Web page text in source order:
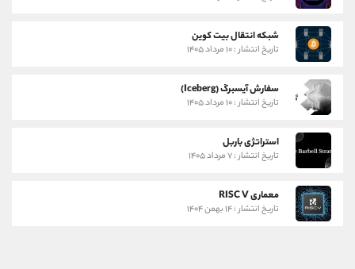
شبکه انتقال بیت کوین
تاریخ انتشار : ۱۰ مرداد ۱۴۰۵
سفارش آیسبرگ (Iceberg)
تاریخ انتشار : ۱۰ مرداد ۱۴۰۵
استراتژی باربل
تاریخ انتشار : ۷ مرداد ۱۴۰۵
معماری RISC V
تاریخ انتشار : ۱۴ بهمن ۱۴۰۴